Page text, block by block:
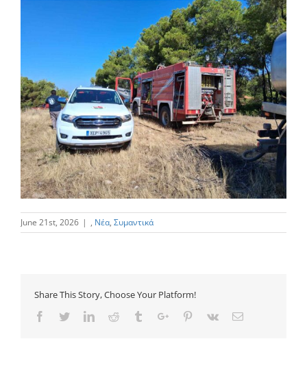
June 21st, 2026 | , Νέα, Συμαντικά
Share This Story, Choose Your Platform!
Facebook
TwitterLinkedinReddit TumblrGoogle+Pinterest
Vk Email